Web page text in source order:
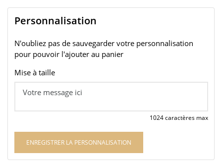
Personnalisation
N'oubliez pas de sauvegarder votre personnalisation
pour pouvoir l'ajouter au panier
Mise à taille
1024 caractères max
ENREGISTRER LA PERSONNALISATION